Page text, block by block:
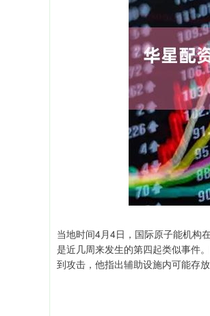
当地时间4月4日，国际原子能机构
是近几周来发生的第四起类似事件
到攻击，他指出辅助设施内可能存